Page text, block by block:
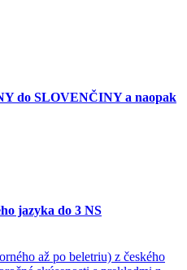
do SLOVENČINY a naopak
jazyka do 3 NS
až po beletriu) z českého